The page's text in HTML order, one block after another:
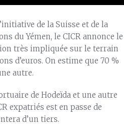
de la Suisse et de la
du Yémen, le CICR annonce le
très impliquée sur le terrain
d’euros. On estime que 70 %
autre.
de Hodeïda et une autre
expatriés est en passe de
d’un tiers.